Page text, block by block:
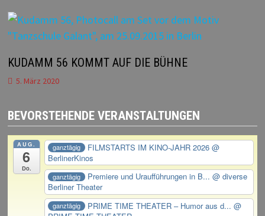
KUDAMM 56 KOMMT AUF DIE BÜHNE
5. März 2020
BEVORSTEHENDE VERANSTALTUNGEN
AUG.
6
Do.
ganztägig FILMSTARTS IM KINO-JAHR 2026 @
BerlinerKinos
ganztägig Premiere und Uraufführungen in B... @ diverse
Berliner Theater
ganztägig PRIME TIME THEATER – Humor aus d... @